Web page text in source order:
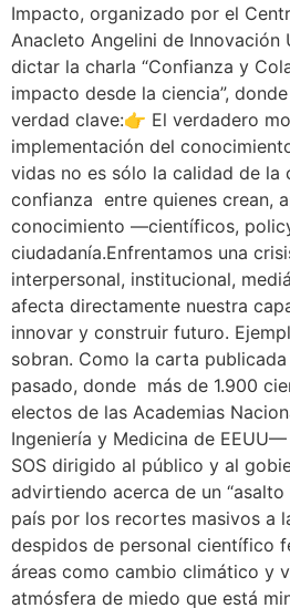
Impacto, organizado por el
Anacleto Angelini de Innovación
dictar la charla “Confianza y
impacto desde la ciencia”,
verdad clave:👉 El verdadero
implementación del
vidas no es sólo la calidad de la
confianza entre quienes crean,
conocimiento —científicos,
ciudadanía.Enfrentamos una
interpersonal, institucional,
afecta directamente nuestra
innovar y construir futuro.
sobran. Como la carta
pasado, donde más de 1.900
electos de las Academias
Ingeniería y Medicina de
SOS dirigido al público y al
advirtiendo acerca de un
país por los recortes masivos a
despidos de personal científico
áreas como cambio climático y
atmósfera de miedo que está